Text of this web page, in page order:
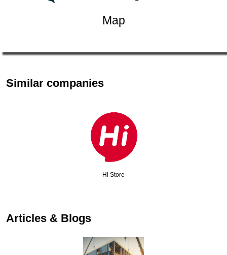
Map
Similar companies
Hi Store
Articles & Blogs